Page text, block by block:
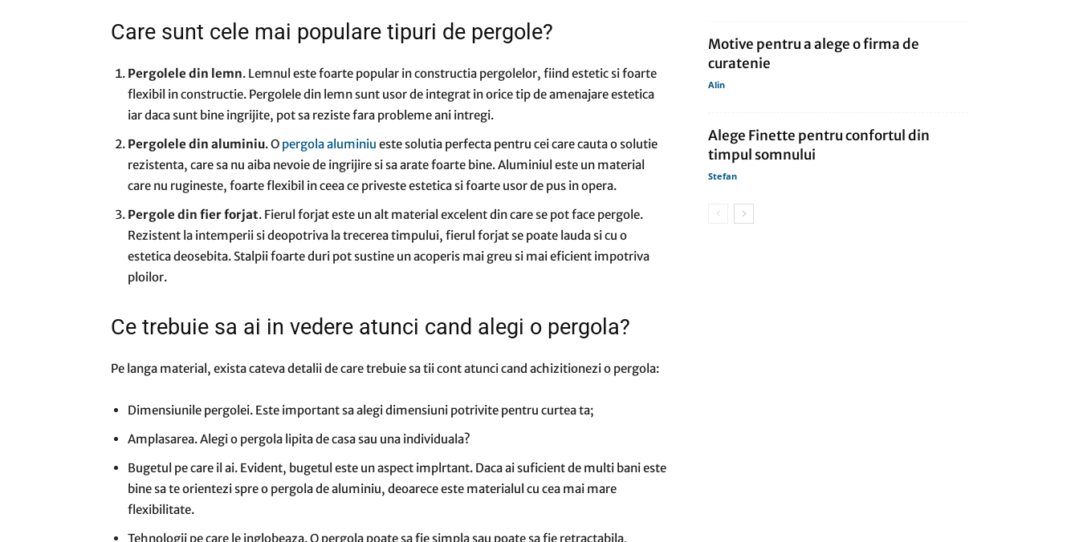
Care sunt cele mai populare tipuri de pergole?
Pergolele din lemn. Lemnul este foarte popular in constructia pergolelor, fiind estetic si foarte
flexibil in constructie. Pergolele din lemn sunt usor de integrat in orice tip de amenajare estetica
iar daca sunt bine ingrijite, pot sa reziste fara probleme ani intregi.
Pergolele din aluminiu. O pergola aluminiu este solutia perfecta pentru cei care cauta o solutie
rezistenta, care sa nu aiba nevoie de ingrijire si sa arate foarte bine. Aluminiul este un material
care nu rugineste, foarte flexibil in ceea ce priveste estetica si foarte usor de pus in opera.
Pergole din fier forjat. Fierul forjat este un alt material excelent din care se pot face pergole.
Rezistent la intemperii si deopotriva la trecerea timpului, fierul forjat se poate lauda si cu o
estetica deosebita. Stalpii foarte duri pot sustine un acoperis mai greu si mai eficient impotriva
ploilor.
Ce trebuie sa ai in vedere atunci cand alegi o pergola?
Pe langa material, exista cateva detalii de care trebuie sa tii cont atunci cand achizitionezi o pergola:
Dimensiunile pergolei. Este important sa alegi dimensiuni potrivite pentru curtea ta;
Amplasarea. Alegi o pergola lipita de casa sau una individuala?
Bugetul pe care il ai. Evident, bugetul este un aspect implrtant. Daca ai suficient de multi bani este
bine sa te orientezi spre o pergola de aluminiu, deoarece este materialul cu cea mai mare
flexibilitate.
Tehnologii pe care le inglobeaza. O pergola poate sa fie simpla sau poate sa fie retractabila,
Motive pentru a alege o firma de
curatenie
Alin
Alege Finette pentru confortul din
timpul somnului
Stefan